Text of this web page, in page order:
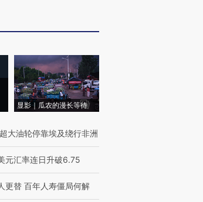
显影｜瓜农的漫长等待
大油轮停靠埃及绕行非洲
元汇率连日升破6.75
更替 百年人寿僵局何解